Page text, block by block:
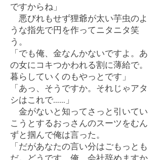
ですからね」
悪びれもせず狸爺が太い芋虫のよ
うな指先で円を作ってニタニタ笑
う。
「でも俺、金なんかないですよ。あ
の女にコキつかわれる割に薄給で。
暮らしていくのもやっとです」
「あっ、そうですか。それじゃアタ
シはこれで……」
金がないと知ってさっと引いてい
こうとするおっさんのスーツをむん
ずと掴んで俺は言った。
「だがあなたの言い分はごもっとも
だ。どうです、俺、会社辞めますか